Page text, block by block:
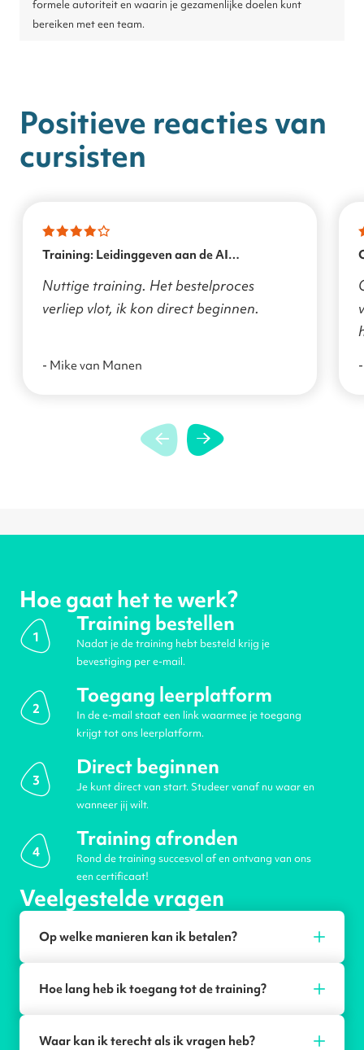
formele autoriteit en waarin je gezamenlijke doelen kunt
bereiken met een team.
Positieve reacties van
cursisten
Training: Leidinggeven aan de AI
Nuttige training. Het bestelproces
verliep vlot, ik kon direct beginnen.
- Mike van Manen
Hoe gaat het te werk?
1
Training bestellen
Nadat je de training hebt besteld krijg je
bevestiging per e-mail.
2
Toegang leerplatform
In de e-mail staat een link waarmee je toegang
krijgt tot ons leerplatform.
3
Direct beginnen
Je kunt direct van start. Studeer vanaf nu waar en
wanneer jij wilt.
4
Training afronden
Rond de training succesvol af en ontvang van ons
een certificaat!
Veelgestelde vragen
Op welke manieren kan ik betalen?
Hoe lang heb ik toegang tot de training?
Waar kan ik terecht als ik vragen heb?